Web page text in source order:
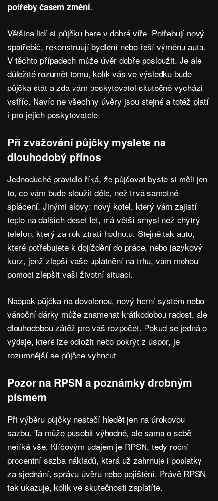
potřeby časem změní.
Většina lidí si půjčku bere v dobré víře. Potřebují nový
spotřebič, rekonstruují bydlení nebo řeší výměnu auta.
V těchto případech může úvěr dobře posloužit. Je ale
důležité rozumět tomu, kolik vás ve výsledku bude
půjčka stát a zda vám poskytovatel skutečně vychází
vstříc. Navíc ne všechny úvěry jsou stejné a totéž platí
i pro jejich poskytovatele.
Při zvažování půjčky myslete na
dlouhodobý přínos
Jednoduché pravidlo říká, že půjčovat byste si měli jen
to, co vám bude sloužit déle, než trvá samotné
splácení. Jinými slovy: nový kotel, který vám zajistí
teplo na dalších deset let, má větší smysl než chytrý
telefon, který za rok ztratí hodnotu. Stejně tak auto,
které potřebujete k dojíždění do práce, nebo jazykový
kurz, jenž zlepší vaše uplatnění na trhu, vám mohou
pomoci zlepšit vaši životní situaci.
Naopak půjčka na dovolenou, nový herní systém nebo
vánoční dárky může znamenat krátkodobou radost, ale
dlouhodobou zátěž pro váš rozpočet. Pokud se jedná o
výdaje, které lze odložit nebo pokrýt z úspor, je
rozumnější se půjčce vyhnout.
Pozor na RPSN a poznámky drobným
písmem
Při výběru půjčky nestačí hledět jen na úrokovou
sazbu. Ta může působit výhodně, ale sama o sobě
neříká vše. Klíčovým údajem je RPSN, tedy roční
procentní sazba nákladů, která už zahrnuje i poplatky
za sjednání, správu úvěru nebo pojištění. Právě RPSN
tak ukazuje, kolik ve skutečnosti zaplatíte.